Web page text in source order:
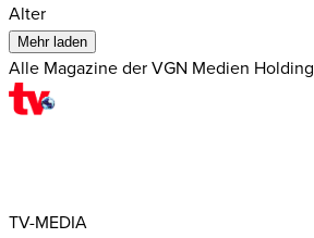
Alter
Mehr laden
Alle Magazine der VGN Medien Holding
TV-MEDIA